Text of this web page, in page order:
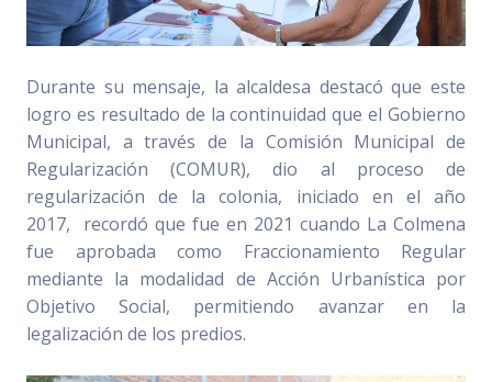
Durante su mensaje, la alcaldesa destacó que este
logro es resultado de la continuidad que el Gobierno
Municipal, a través de la Comisión Municipal de
Regularización (COMUR), dio al proceso de
regularización de la colonia, iniciado en el año
2017, recordó que fue en 2021 cuando La Colmena
fue aprobada como Fraccionamiento Regular
mediante la modalidad de Acción Urbanística por
Objetivo Social, permitiendo avanzar en la
legalización de los predios.